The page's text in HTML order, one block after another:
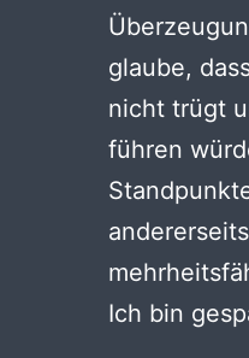
glaube,
nicht trügt
führen
Ich bin